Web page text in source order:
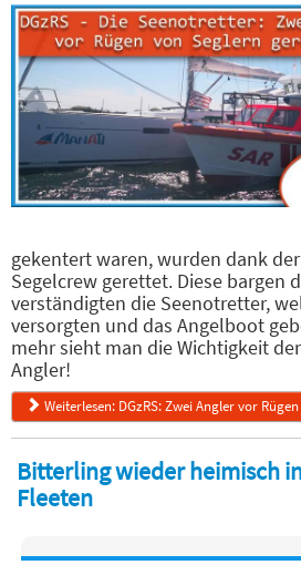
gekentert waren, wurden dank
Segelcrew gerettet. Diese bargen
verständigten die Seenotretter,
versorgten und das Angelboot
mehr sieht man die Wichtigkeit
Angler!
Weiterlesen: DGzRS: Zwei Angler vor
Bitterling wieder heimisch
Fleeten